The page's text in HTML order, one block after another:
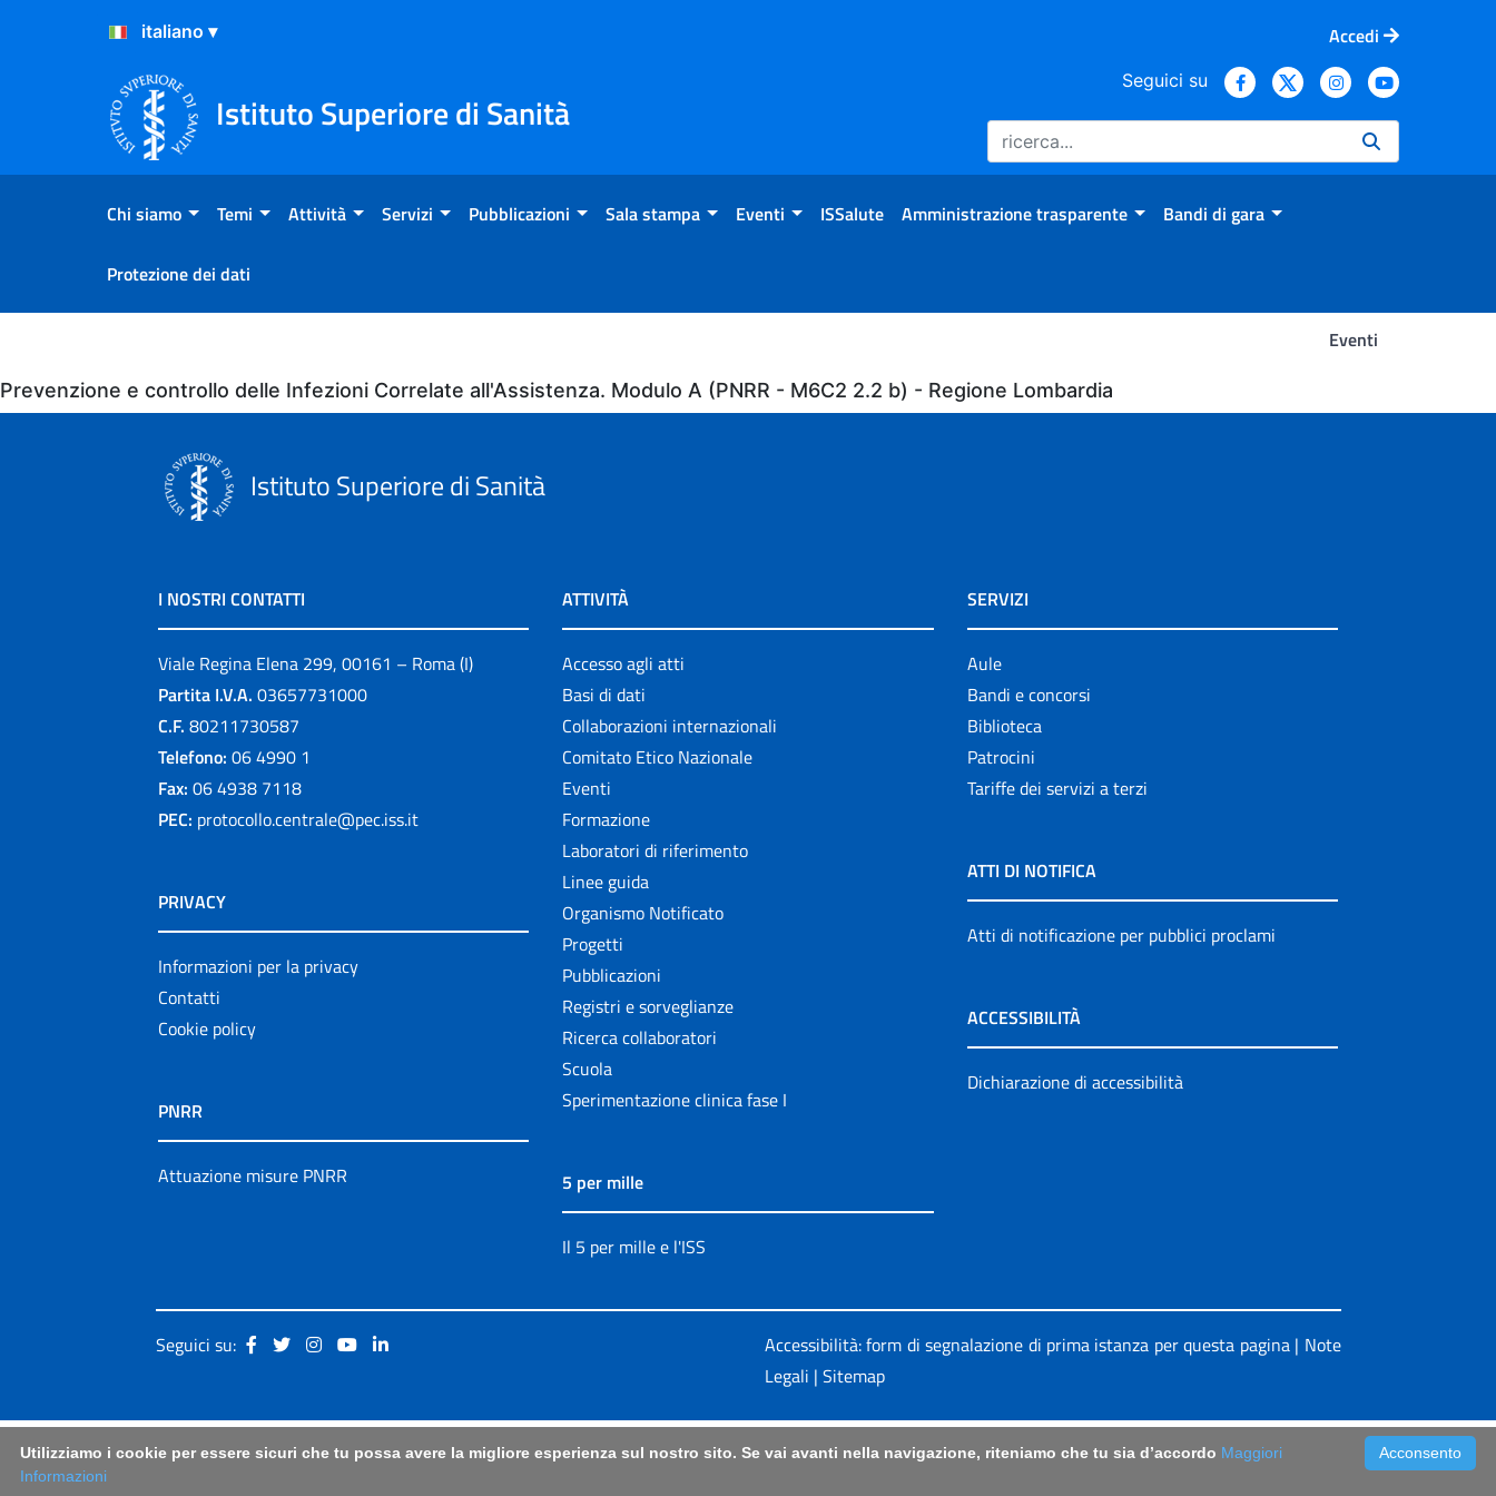
Salta al Contenuto
Salta al Footer
Accedi
Istituto Superiore di Sanità
Seguici su
Chi siamo Temi Attività Servizi Pubblicazioni Sala stampa Eventi ISSalute Amministrazione trasparente Bandi di gara
Protezione dei dati
Eventi
Eventi
Prevenzione e controllo delle Infezioni Correlate all'Assistenza. Modulo A (PNRR - M6C2 2.2 b) - Regione Lombardia
Istituto Superiore di Sanità
I NOSTRI CONTATTI
Viale Regina Elena 299, 00161 – Roma (I)
Partita I.V.A. 03657731000
C.F. 80211730587
Telefono: 06 4990 1
Fax: 06 4938 7118
PEC: protocollo.centrale@pec.iss.it
PRIVACY
Informazioni per la privacy
Contatti
Cookie policy
PNRR
Attuazione misure PNRR
ATTIVITÀ
Accesso agli atti
Basi di dati
Collaborazioni internazionali
Comitato Etico Nazionale
Eventi
Formazione
Laboratori di riferimento
Linee guida
Organismo Notificato
Progetti
Pubblicazioni
Registri e sorveglianze
Ricerca collaboratori
Scuola
Sperimentazione clinica fase I
5 per mille
Il 5 per mille e l'ISS
SERVIZI
Aule
Bandi e concorsi
Biblioteca
Patrocini
Tariffe dei servizi a terzi
ATTI DI NOTIFICA
Atti di notificazione per pubblici proclami
ACCESSIBILITÀ
Dichiarazione di accessibilità
Seguici su: Accessibilità: form di segnalazione di prima istanza per questa pagina| Note
Legali | Sitemap
Acconsento
Utilizziamo i cookie per essere sicuri che tu possa avere la migliore esperienza sul nostro sito. Se vai avanti nella navigazione, riteniamo che tu sia d’accordo Maggiori
Informazioni